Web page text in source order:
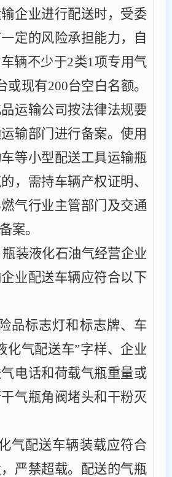
企业进行配送时，受委
定的风险承担能力，自
辆不少于2类1项专用气
或现有200台空白名额。
运输公司按法律法规要
输部门进行备案。使用
等小型配送工具运输瓶
，需持车辆产权证明、
气行业主管部门及交通
案。
瓶装液化石油气经营企业
业配送车辆应符合以下
品标志灯和标志牌、车
化气配送车”字样、企业
电话和荷载气瓶重量或
气瓶角阀堵头和干粉灭
气配送车辆装载应符合
严禁超载。配送的气瓶